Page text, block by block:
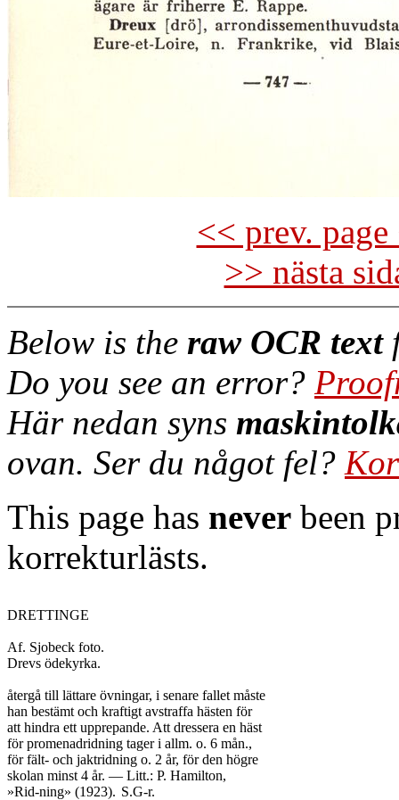
<< prev.
>> nästa
Below is the raw OCR text
Do you see an error?
Här nedan syns
ovan. Ser du något fel?
This page has never been
korrekturlästs.
DRETTINGE
Af. Sjobeck foto.
Drevs ödekyrka.
återgå till lättare övningar, i senare fallet måste
han bestämt och kraftigt avstraffa hästen för
att hindra ett upprepande. Att dressera en häst
för promenadridning tager i allm. o. 6 mån.,
för fält- och jaktridning o. 2 år, för den högre
skolan minst 4 år. — Litt.: P. Hamilton,
»Rid-ning» (1923).	S.G-r.